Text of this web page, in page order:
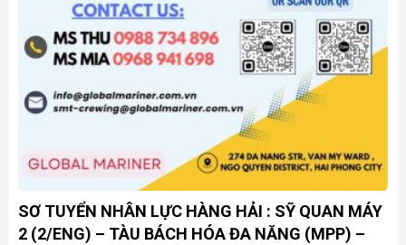
SƠ TUYỂN NHÂN LỰC HÀNG HẢI : SỸ QUAN MÁY
2 (2/ENG) – TÀU BÁCH HÓA ĐA NĂNG (MPP) –